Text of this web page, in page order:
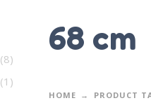
(8)
(1)
68 cm
HOME PRODUCT